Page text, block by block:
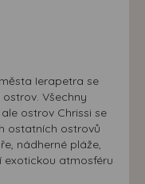
Ierapetra se
Všechny
ostrov Chrissi se
ostatních ostrovů
nádherné pláže,
exotickou atmosféru